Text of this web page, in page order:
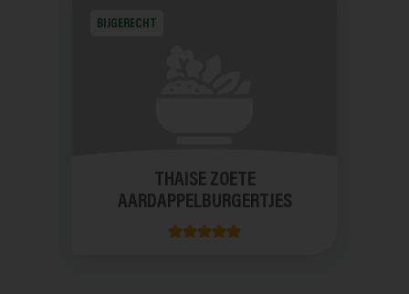
BIJGERECHT
THAISE ZOETE
AARDAPPELBURGERTJES